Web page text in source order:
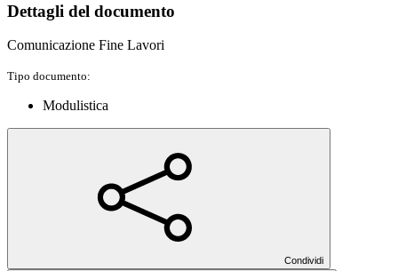
Dettagli del documento
Comunicazione Fine Lavori
Tipo documento:
Modulistica
Condividi